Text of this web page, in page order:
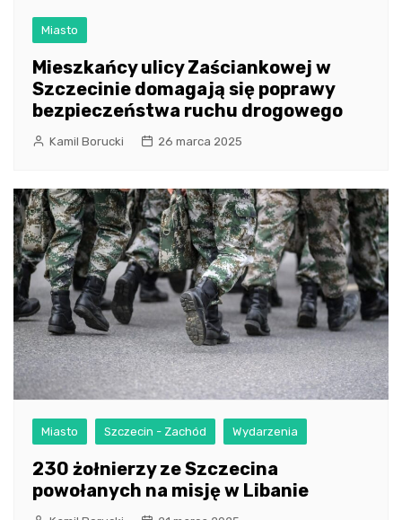
Miasto
Mieszkańcy ulicy Zaściankowej w
Szczecinie domagają się poprawy
bezpieczeństwa ruchu drogowego
Kamil Borucki 26 marca 2025
Miasto Szczecin - Zachód Wydarzenia
230 żołnierzy ze Szczecina
powołanych na misję w Libanie